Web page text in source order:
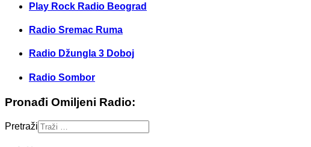
Play Rock Radio Beograd
Radio Sremac Ruma
Radio Džungla 3 Doboj
Radio Sombor
Pronađi Omiljeni Radio:
Pretraži